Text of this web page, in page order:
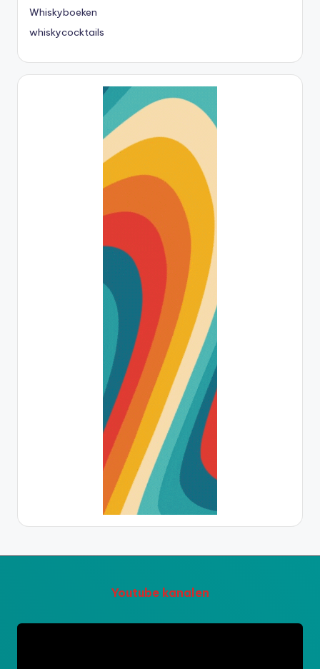
Whiskyboeken
whiskycocktails
Youtube kanalen